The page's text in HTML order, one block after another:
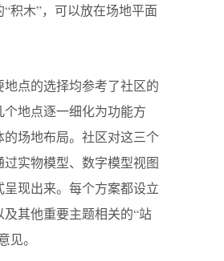
积木”，可以放在场地平面
点的选择均参考了社区的
地点逐一细化为功能方
场地布局。社区对这三个
实物模型、数字模型视图
现出来。每个方案都设立
其他重要主题相关的“站
见。